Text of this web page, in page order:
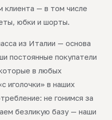
клиента — в том числе
юбки и шорты.
из Италии — основа
постоянные покупатели
в любых
иголочки» в наших
не гонимся за
безликую базу — наши